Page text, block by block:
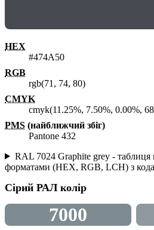
HEX
#474A50
RGB
rgb(71, 74, 80)
CMYK
cmyk(11.25%, 7.50%, 0.00%,
PMS (найближчий збіг)
Pantone 432
RAL 7024 Graphite grey - таблиця
форматами (HEX, RGB, LCH) з
Сірий РАЛ колір
7000